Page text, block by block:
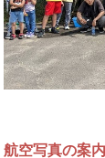
航空写真の案